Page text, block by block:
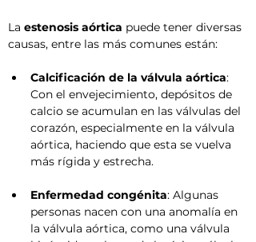
La estenosis aórtica puede tener diversas
causas, entre las más comunes están:
Calcificación de la válvula aórtica:
Con el envejecimiento, depósitos de
calcio se acumulan en las válvulas del
corazón, especialmente en la válvula
aórtica, haciendo que esta se vuelva
más rígida y estrecha.
Enfermedad congénita: Algunas
personas nacen con una anomalía en
la válvula aórtica, como una válvula